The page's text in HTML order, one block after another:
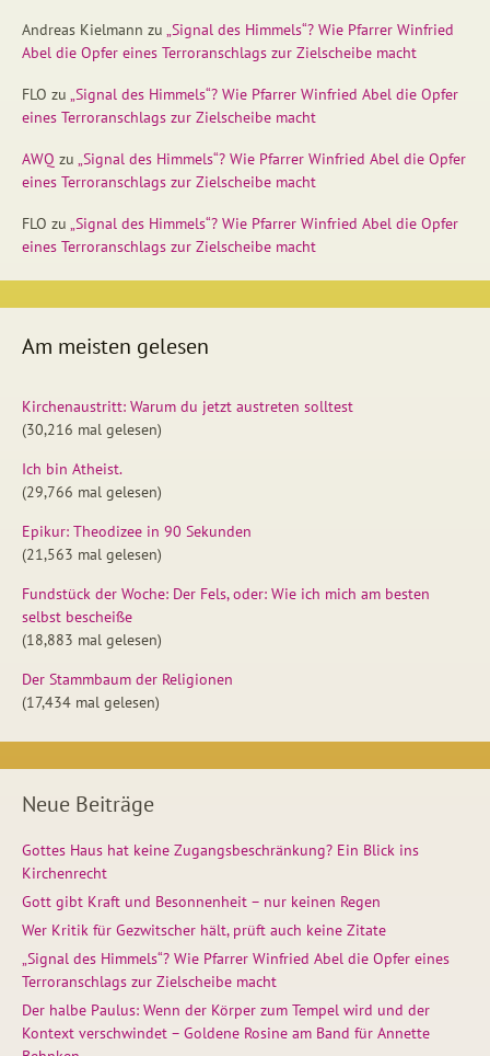
Andreas Kielmann zu „Signal des Himmels“? Wie Pfarrer Winfried
Abel die Opfer eines Terroranschlags zur Zielscheibe macht
FLO zu „Signal des Himmels“? Wie Pfarrer Winfried Abel die Opfer
eines Terroranschlags zur Zielscheibe macht
AWQ zu „Signal des Himmels“? Wie Pfarrer Winfried Abel die Opfer
eines Terroranschlags zur Zielscheibe macht
FLO zu „Signal des Himmels“? Wie Pfarrer Winfried Abel die Opfer
eines Terroranschlags zur Zielscheibe macht
Am meisten gelesen
Kirchenaustritt: Warum du jetzt austreten solltest
(30,216 mal gelesen)
Ich bin Atheist.
(29,766 mal gelesen)
Epikur: Theodizee in 90 Sekunden
(21,563 mal gelesen)
Fundstück der Woche: Der Fels, oder: Wie ich mich am besten
selbst bescheiße
(18,883 mal gelesen)
Der Stammbaum der Religionen
(17,434 mal gelesen)
Neue Beiträge
Gottes Haus hat keine Zugangsbeschränkung? Ein Blick ins
Kirchenrecht
Gott gibt Kraft und Besonnenheit – nur keinen Regen
Wer Kritik für Gezwitscher hält, prüft auch keine Zitate
„Signal des Himmels“? Wie Pfarrer Winfried Abel die Opfer eines
Terroranschlags zur Zielscheibe macht
Der halbe Paulus: Wenn der Körper zum Tempel wird und der
Kontext verschwindet – Goldene Rosine am Band für Annette